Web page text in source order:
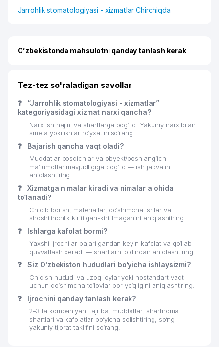
Jarrohlik stomatologiyasi - xizmatlar Chirchiqda
Oʻzbekistonda mahsulotni qanday tanlash kerak
Tez-tez so'raladigan savollar
❓
“Jarrohlik stomatologiyasi - xizmatlar”
kategoriyasidagi xizmat narxi qancha?
Narx ish hajmi va shartlarga bog‘liq. Yakuniy narx bilan
smeta yoki ishlar ro‘yxatini so‘rang.
❓ Bajarish qancha vaqt oladi?
Muddatlar bosqichlar va obyekt/boshlang‘ich
ma’lumotlar mavjudligiga bog‘liq — ish jadvalini
aniqlashtiring.
❓
Xizmatga nimalar kiradi va nimalar alohida
to‘lanadi?
Chiqib borish, materiallar, qo‘shimcha ishlar va
shoshilinchlik kiritilgan-kiritilmaganini aniqlashtiring.
❓ Ishlarga kafolat bormi?
Yaxshi ijrochilar bajarilgandan keyin kafolat va qo‘llab-
quvvatlash beradi — shartlarni oldindan aniqlashtiring.
❓ Siz O'zbekiston hududlari bo‘yicha ishlaysizmi?
Chiqish hududi va uzoq joylar yoki nostandart vaqt
uchun qo‘shimcha to‘lovlar bor-yo‘qligini aniqlashtiring.
❓ Ijrochini qanday tanlash kerak?
2–3 ta kompaniyani tajriba, muddatlar, shartnoma
shartlari va kafolatlar bo‘yicha solishtiring, so‘ng
yakuniy tijorat taklifini so‘rang.